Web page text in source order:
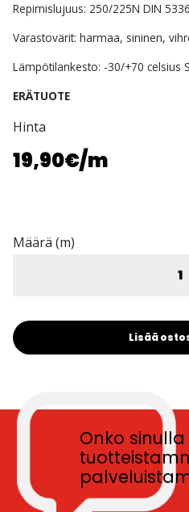
Repimislujuus: 250/225N DIN
Varastovärit: harmaa, sininen,
Lämpötilankesto: -30/+70 celsius
ERÄTUOTE
Hinta
19,90€/m
Määrä (m)
Lisää
Onko